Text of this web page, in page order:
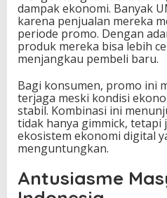
dampak ekonomi. Banyak
karena penjualan mereka
periode promo. Dengan
produk mereka bisa lebih
menjangkau pembeli baru.
Bagi konsumen, promo ini
terjaga meski kondisi
stabil. Kombinasi ini
tidak hanya gimmick, tetapi
ekosistem ekonomi digital
menguntungkan.
Antusiasme